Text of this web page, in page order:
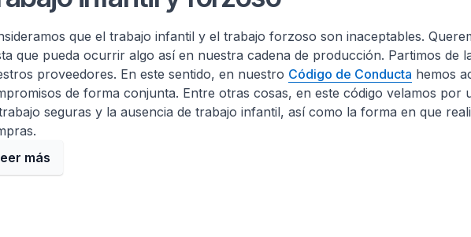
que el trabajo infantil y el trabajo forzoso son inaceptables.
que pueda ocurrir algo así en nuestra cadena de producción. Partimos de
proveedores. En este sentido, en nuestro Código de Conducta hemos
de forma conjunta. Entre otras cosas, en este código velamos por
seguras y la ausencia de trabajo infantil, así como la forma en que
más